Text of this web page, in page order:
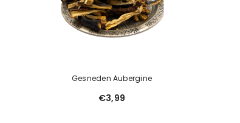
Gesneden Aubergine
€3,99